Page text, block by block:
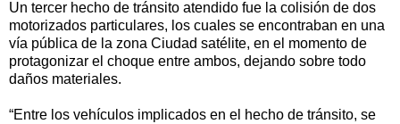
Un tercer hecho de tránsito atendido fue la colisión de dos
motorizados particulares, los cuales se encontraban en una
vía pública de la zona Ciudad satélite, en el momento de
protagonizar el choque entre ambos, dejando sobre todo
daños materiales.
“Entre los vehículos implicados en el hecho de tránsito, se